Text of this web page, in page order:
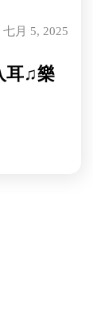
七月 5, 2025
耳♫樂